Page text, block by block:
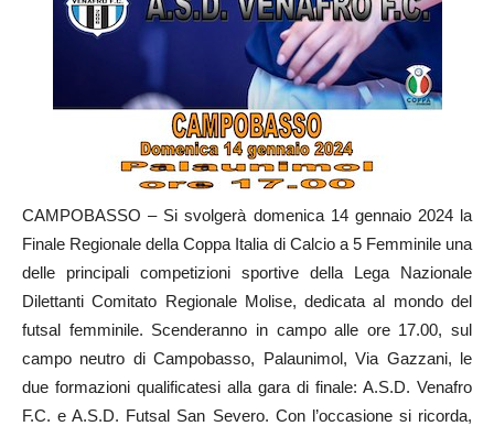
CAMPOBASSO – Si svolgerà domenica 14 gennaio 2024 la
Finale Regionale della Coppa Italia di Calcio a 5 Femminile una
delle principali competizioni sportive della Lega Nazionale
Dilettanti Comitato Regionale Molise, dedicata al mondo del
futsal femminile. Scenderanno in campo alle ore 17.00, sul
campo neutro di Campobasso, Palaunimol, Via Gazzani, le
due formazioni qualificatesi alla gara di finale: A.S.D. Venafro
F.C. e A.S.D. Futsal San Severo. Con l’occasione si ricorda,